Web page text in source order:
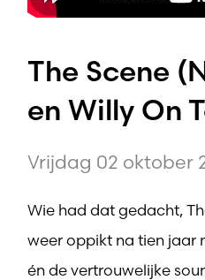
The Scene
en Willy On
Vrijdag 02 oktober
Wie had dat gedacht,
weer oppikt na tien jaar
én de vertrouwelijke